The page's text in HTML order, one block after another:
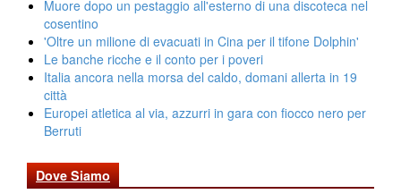
Muore dopo un pestaggio all'esterno di una discoteca nel
cosentino
'Oltre un milione di evacuati in Cina per il tifone Dolphin'
Le banche ricche e il conto per i poveri
Italia ancora nella morsa del caldo, domani allerta in 19
città
Europei atletica al via, azzurri in gara con fiocco nero per
Berruti
Dove Siamo